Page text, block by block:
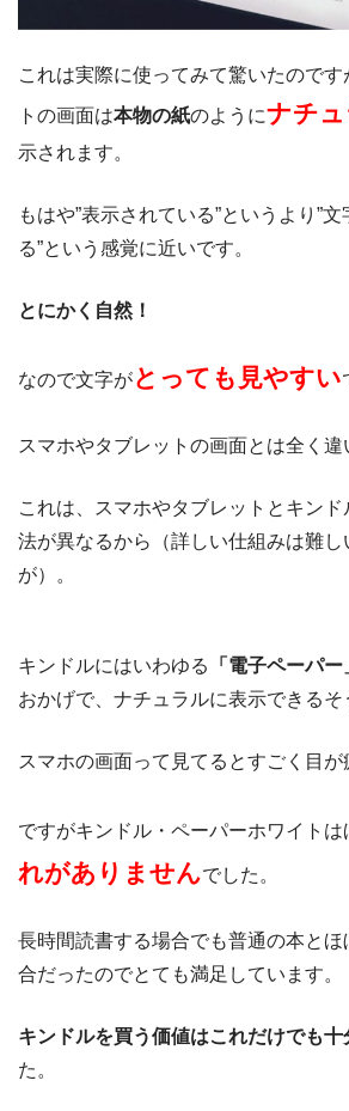
これは実際に使ってみて驚いたのです
トの画面は本物の紙のようにナチ
示されます。
もはや”表示されている”というより”
る”という感覚に近いです。
とにかく自然！
なので文字がとっても見やすい
スマホやタブレットの画面とは全く違
これは、スマホやタブレットとキン
法が異なるから（詳しい仕組みは難し
が）。
キンドルにはいわゆる 「電子ペーパー
おかげで、ナチュラルに表示できるそ
スマホの画面って見てるとすごく目が
ですがキンドル・ペーパーホワイトは
れがありませんでした。
長時間読書する場合でも普通の本と
合だったのでとても満足しています。
キンドルを買う価値はこれだけでも十
た。